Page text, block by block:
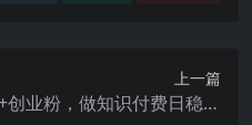
上一篇
业粉，做知识付费日稳定